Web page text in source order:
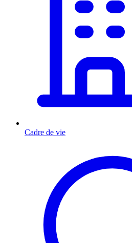
Cadre de vie